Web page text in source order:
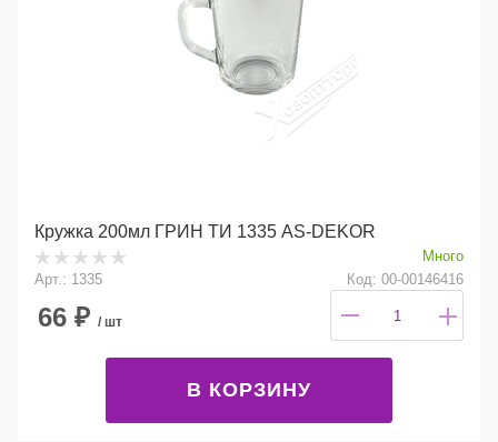
Кружка 200мл ГРИН ТИ 1335 AS-DEKOR
Много
Арт.: 1335
Код: 00-00146416
66 ₽ / шт
В КОРЗИНУ